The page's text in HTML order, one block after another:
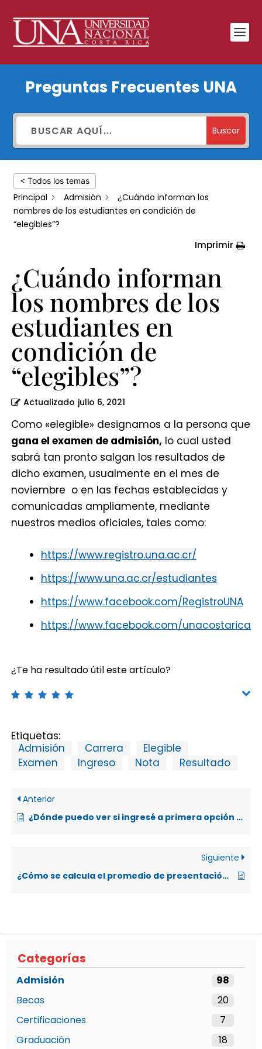
informan
los
nombres
de
los
estudiantes
en
condición
“elegibles”?
Preguntas Frecuentes UNA
Buscar
Categorías
Admisión
98
Becas
20
Certificaciones
7
Graduación
18
< Todos los temas
Principal Admisión
¿Cuándo informan los
nombres de los estudiantes en condición de
“elegibles”?
Imprimir
¿Cuándo informan
los nombres de los
estudiantes en
condición de
“elegibles”?
Actualizado julio 6, 2021
Como «elegible» designamos a la persona que
gana el examen de admisión, lo cual usted
sabrá tan pronto salgan los resultados de
dicho examen, usualmente en el mes de
noviembre o en las fechas establecidas y
comunicadas ampliamente, mediante
nuestros medios oficiales, tales como:
https://www.registro.una.ac.cr/
https://www.una.ac.cr/estudiantes
https://www.facebook.com/RegistroUNA
https://www.facebook.com/unacostarica
¿Te ha resultado útil este artículo?
Etiquetas:
Admisión
Carrera
Elegible
Examen
Ingreso Nota Resultado
Anterior
¿Dónde puedo ver si ingresé a primera opción de carrera?
Siguiente
¿Cómo se calcula el promedio de presentación para el caso de la población estudiantil matriculada en el último año o egresada de la Educación Diversificada?